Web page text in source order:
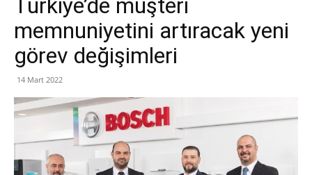
Türkiye’de müşteri
memnuniyetini artıracak yeni
görev değişimleri
14 Mart 2022